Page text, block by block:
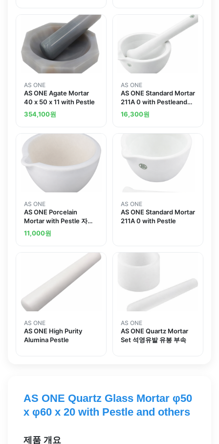
AS ONE
AS ONE Agate Mortar
40 x 50 x 11 with Pestle
354,100원
AS ONE
AS ONE Standard Mortar
211A 0 with Pestleand
others
16,300원
AS ONE
AS ONE Porcelain
Mortar with Pestle 자기
유발 유봉 부속
11,000원
AS ONE
AS ONE Standard Mortar
211A 0 with Pestle
AS ONE
AS ONE High Purity
Alumina Pestle
AS ONE
AS ONE Quartz Mortar
Set 석영유발 유봉 부속
AS ONE Quartz Glass Mortar φ50
x φ60 x 20 with Pestle and others
제품 개요